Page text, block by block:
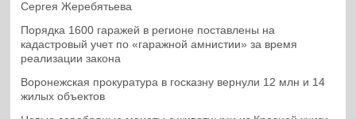
Сергея Жеребятьева
Порядка 1600 гаражей в регионе поставлены на
кадастровый учет по «гаражной амнистии» за время
реализации закона
Воронежская прокуратура в госказну вернули 12 млн и 14
жилых объектов